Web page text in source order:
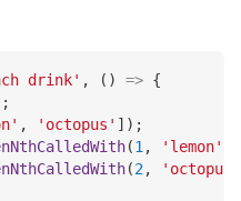
drink' , ( ) => {
;
, 'octopus' ] ) ;
(1 , 'lemon'
(2,
'octopus'